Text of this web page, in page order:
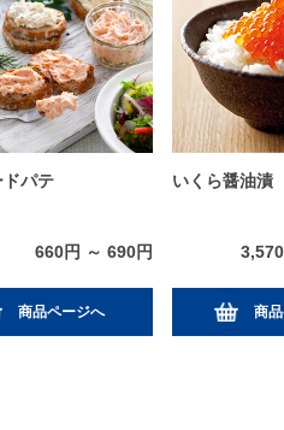
ドパテ
660円 ～ 690円
商品ページへ
いくら醤油漬
商